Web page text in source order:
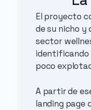
El proyecto
de su nicho y
sector
identificando
poco
A partir de
landing page